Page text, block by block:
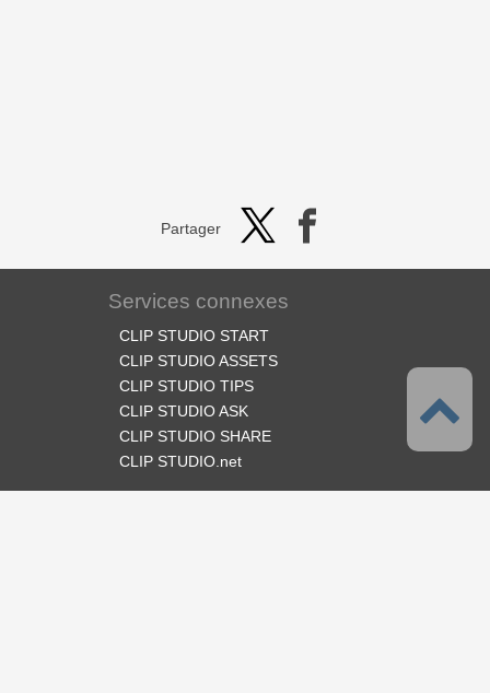
Partager
Services connexes
CLIP STUDIO START
CLIP STUDIO ASSETS
CLIP STUDIO TIPS
CLIP STUDIO ASK
CLIP STUDIO SHARE
CLIP STUDIO.net